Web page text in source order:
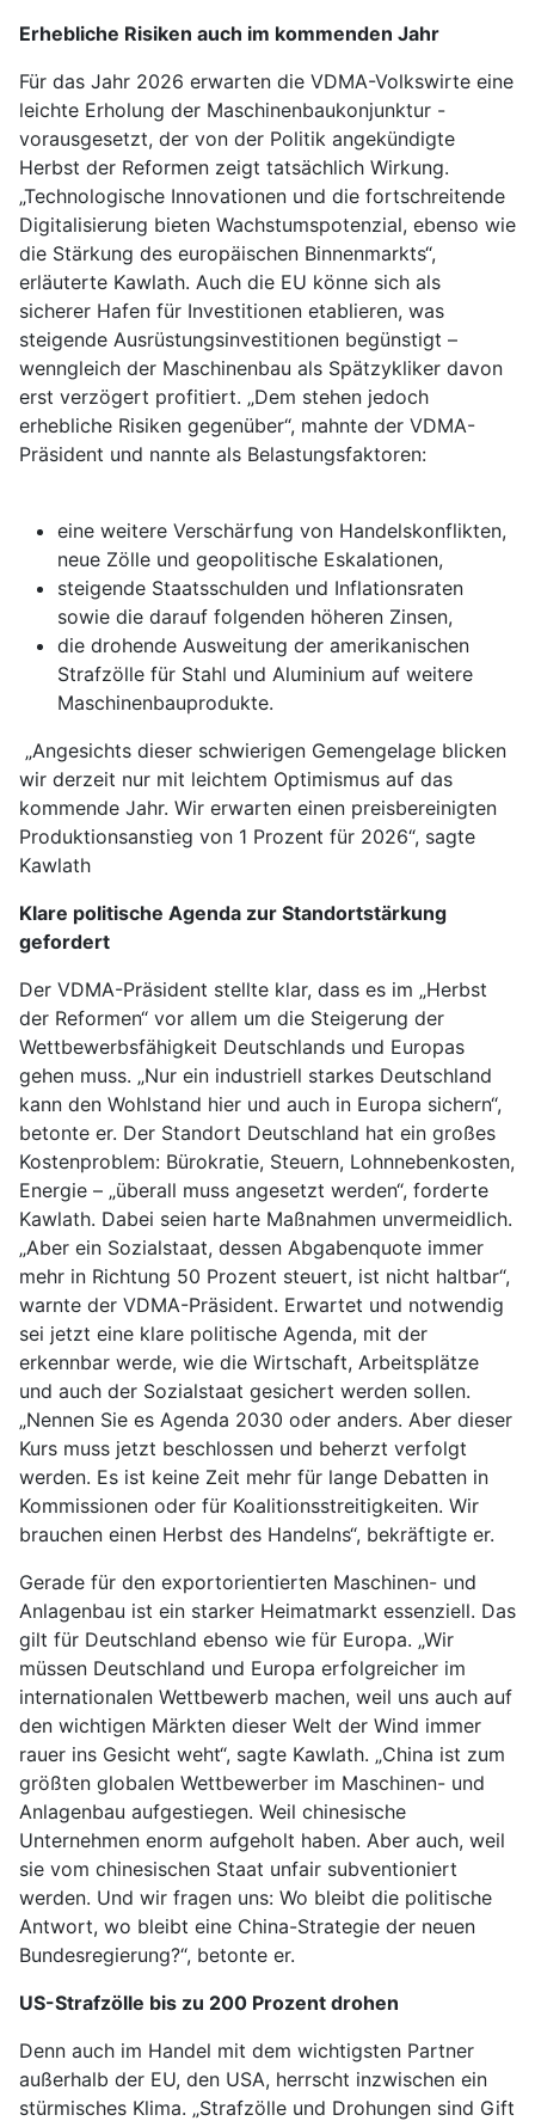
Erhebliche Risiken auch im kommenden Jahr
Für das Jahr 2026 erwarten die VDMA-Volkswirte eine
leichte Erholung der Maschinenbaukonjunktur -
vorausgesetzt, der von der Politik angekündigte
Herbst der Reformen zeigt tatsächlich Wirkung.
„Technologische Innovationen und die fortschreitende
Digitalisierung bieten Wachstumspotenzial, ebenso wie
die Stärkung des europäischen Binnenmarkts“,
erläuterte Kawlath. Auch die EU könne sich als
sicherer Hafen für Investitionen etablieren, was
steigende Ausrüstungsinvestitionen begünstigt –
wenngleich der Maschinenbau als Spätzykliker davon
erst verzögert profitiert. „Dem stehen jedoch
erhebliche Risiken gegenüber“, mahnte der VDMA-
Präsident und nannte als Belastungsfaktoren:
eine weitere Verschärfung von Handelskonflikten,
neue Zölle und geopolitische Eskalationen,
steigende Staatsschulden und Inflationsraten
sowie die darauf folgenden höheren Zinsen,
die drohende Ausweitung der amerikanischen
Strafzölle für Stahl und Aluminium auf weitere
Maschinenbauprodukte.
„Angesichts dieser schwierigen Gemengelage blicken
wir derzeit nur mit leichtem Optimismus auf das
kommende Jahr. Wir erwarten einen preisbereinigten
Produktionsanstieg von 1 Prozent für 2026“, sagte
Kawlath
Klare politische Agenda zur Standortstärkung
gefordert
Der VDMA-Präsident stellte klar, dass es im „Herbst
der Reformen“ vor allem um die Steigerung der
Wettbewerbsfähigkeit Deutschlands und Europas
gehen muss. „Nur ein industriell starkes Deutschland
kann den Wohlstand hier und auch in Europa sichern“,
betonte er. Der Standort Deutschland hat ein großes
Kostenproblem: Bürokratie, Steuern, Lohnnebenkosten,
Energie – „überall muss angesetzt werden“, forderte
Kawlath. Dabei seien harte Maßnahmen unvermeidlich.
„Aber ein Sozialstaat, dessen Abgabenquote immer
mehr in Richtung 50 Prozent steuert, ist nicht haltbar“,
warnte der VDMA-Präsident. Erwartet und notwendig
sei jetzt eine klare politische Agenda, mit der
erkennbar werde, wie die Wirtschaft, Arbeitsplätze
und auch der Sozialstaat gesichert werden sollen.
„Nennen Sie es Agenda 2030 oder anders. Aber dieser
Kurs muss jetzt beschlossen und beherzt verfolgt
werden. Es ist keine Zeit mehr für lange Debatten in
Kommissionen oder für Koalitionsstreitigkeiten. Wir
brauchen einen Herbst des Handelns“, bekräftigte er.
Gerade für den exportorientierten Maschinen- und
Anlagenbau ist ein starker Heimatmarkt essenziell. Das
gilt für Deutschland ebenso wie für Europa. „Wir
müssen Deutschland und Europa erfolgreicher im
internationalen Wettbewerb machen, weil uns auch auf
den wichtigen Märkten dieser Welt der Wind immer
rauer ins Gesicht weht“, sagte Kawlath. „China ist zum
größten globalen Wettbewerber im Maschinen- und
Anlagenbau aufgestiegen. Weil chinesische
Unternehmen enorm aufgeholt haben. Aber auch, weil
sie vom chinesischen Staat unfair subventioniert
werden. Und wir fragen uns: Wo bleibt die politische
Antwort, wo bleibt eine China-Strategie der neuen
Bundesregierung?“, betonte er.
US-Strafzölle bis zu 200 Prozent drohen
Denn auch im Handel mit dem wichtigsten Partner
außerhalb der EU, den USA, herrscht inzwischen ein
stürmisches Klima. „Strafzölle und Drohungen sind Gift